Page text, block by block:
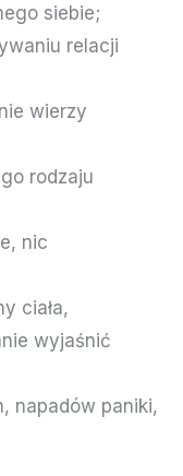
siebie;
relacji
wierzy
rodzaju
nic
ciała,
wyjaśnić
napadów paniki,